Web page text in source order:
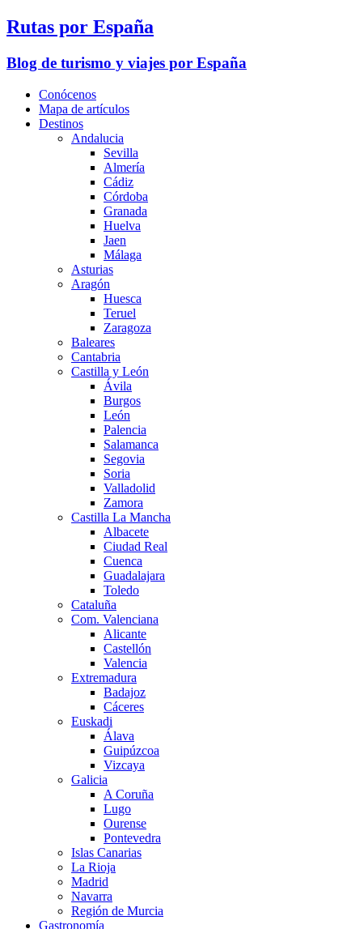
Rutas por España
Blog de turismo y viajes por España
Conócenos
Mapa de artículos
Destinos
Andalucia
Sevilla
Almería
Cádiz
Córdoba
Granada
Huelva
Jaen
Málaga
Asturias
Aragón
Huesca
Teruel
Zaragoza
Baleares
Cantabria
Castilla y León
Ávila
Burgos
León
Palencia
Salamanca
Segovia
Soria
Valladolid
Zamora
Castilla La Mancha
Albacete
Ciudad Real
Cuenca
Guadalajara
Toledo
Cataluña
Com. Valenciana
Alicante
Castellón
Valencia
Extremadura
Badajoz
Cáceres
Euskadi
Álava
Guipúzcoa
Vizcaya
Galicia
A Coruña
Lugo
Ourense
Pontevedra
Islas Canarias
La Rioja
Madrid
Navarra
Región de Murcia
Gastronomía